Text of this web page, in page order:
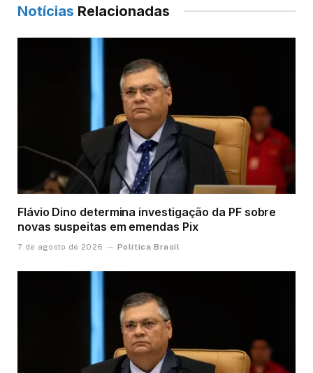
Notícias Relacionadas
Flávio Dino determina investigação da PF sobre
novas suspeitas em emendas Pix
7 de agosto de 2026 Política Brasil